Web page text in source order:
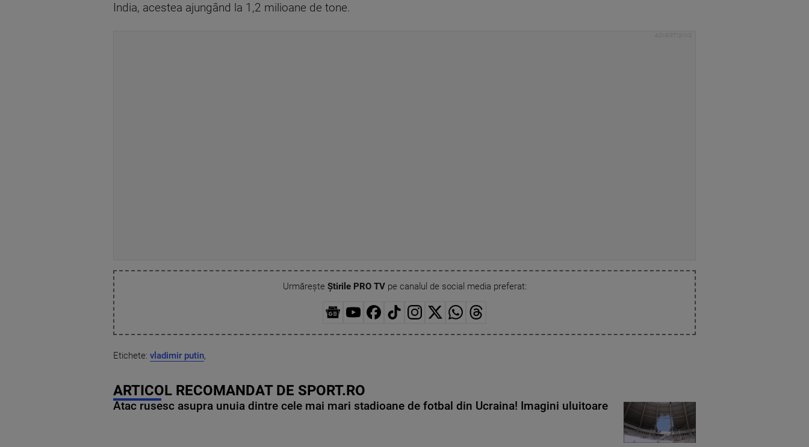
India, acestea ajungând la 1,2 milioane de tone.
Urmărește Știrile PRO TVpe canalul de social media preferat:
Etichete: vladimir putin,
ARTICOL RECOMANDAT DE SPORT.RO
Atac rusesc asupra unuia dintre cele mai mari stadioane de fotbal din Ucraina! Imagini uluitoare